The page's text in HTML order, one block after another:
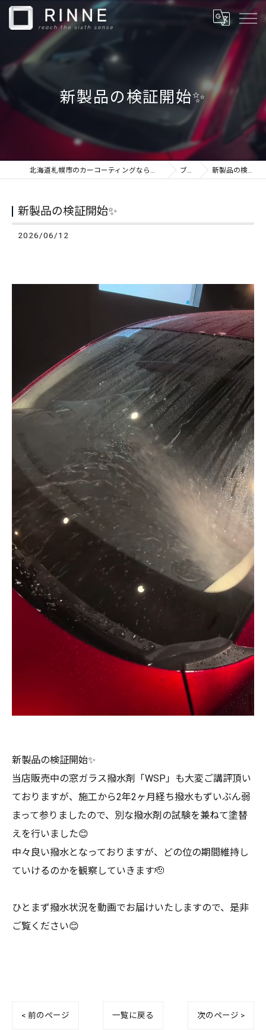
新製品の検証開始✨
北海道札幌市のカーコーティングならカーケアショップRINNE ブログ 新製品の検証開始✨
新製品の検証開始✨
2026/06/12
新製品の検証開始✨
当店販売中の窓ガラス撥水剤「WSP」も大変ご講評頂い
ておりますが、施工から2年2ヶ月経ち撥水もずいぶん弱
まって参りましたので、別な撥水剤の試験を兼ねて塗替
えを行いました😊
中々良い撥水となっておりますが、どの位の期間維持し
ていけるのかを観察していきます🫡
ひとまず撥水状況を動画でお届けいたしますので、是非
ご覧ください😊
< 前のページ 一覧に戻る 次のページ >